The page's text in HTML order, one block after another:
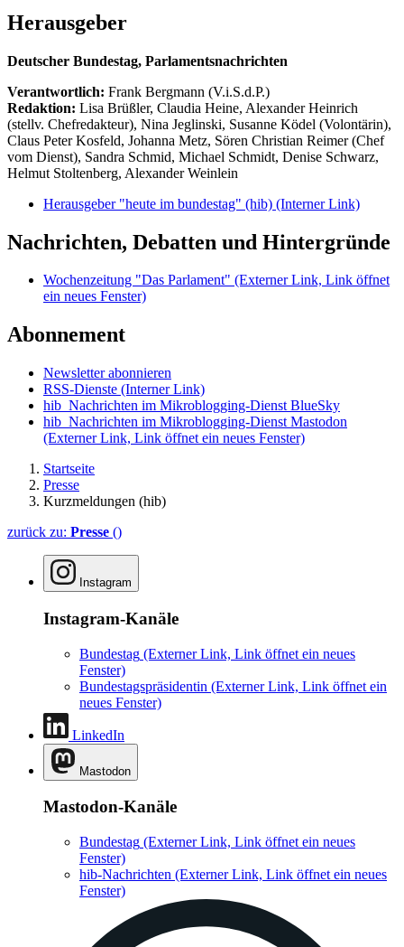
Herausgeber
Deutscher Bundestag, Parlamentsnachrichten
Verantwortlich: Frank Bergmann (V.i.S.d.P.)
Redaktion: Lisa Brüßler, Claudia Heine, Alexander Heinrich
(stellv. Chefredakteur), Nina Jeglinski, Susanne Ködel (Volontärin),
Claus Peter Kosfeld, Johanna Metz, Sören Christian Reimer (Chef
vom Dienst), Sandra Schmid, Michael Schmidt, Denise Schwarz,
Helmut Stoltenberg, Alexander Weinlein
Herausgeber "heute im bundestag" (hib) (Interner Link)
Nachrichten, Debatten und Hintergründe
Wochenzeitung "Das Parlament" (Externer Link, Link öffnet
ein neues Fenster)
Abonnement
Newsletter abonnieren
RSS-Dienste (Interner Link)
hib_Nachrichten im Mikroblogging-Dienst BlueSky
hib_Nachrichten im Mikroblogging-Dienst Mastodon
(Externer Link, Link öffnet ein neues Fenster)
Startseite
Presse
Kurzmeldungen (hib)
zurück zu: Presse ()
Instagram
Instagram-Kanäle
Bundestag (Externer Link, Link öffnet ein neues
Fenster)
Bundestagspräsidentin (Externer Link, Link öffnet ein
neues Fenster)
LinkedIn
Mastodon
Mastodon-Kanäle
Bundestag (Externer Link, Link öffnet ein neues
Fenster)
hib-Nachrichten (Externer Link, Link öffnet ein neues
Fenster)